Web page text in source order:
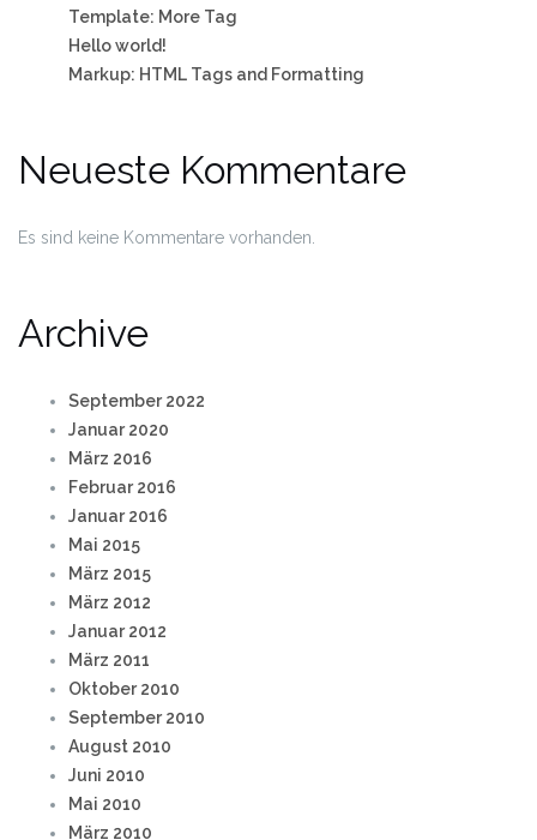
Template: More Tag
Hello world!
Markup: HTML Tags and Formatting
Neueste Kommentare
Es sind keine Kommentare vorhanden.
Archive
September 2022
Januar 2020
März 2016
Februar 2016
Januar 2016
Mai 2015
März 2015
März 2012
Januar 2012
März 2011
Oktober 2010
September 2010
August 2010
Juni 2010
Mai 2010
März 2010